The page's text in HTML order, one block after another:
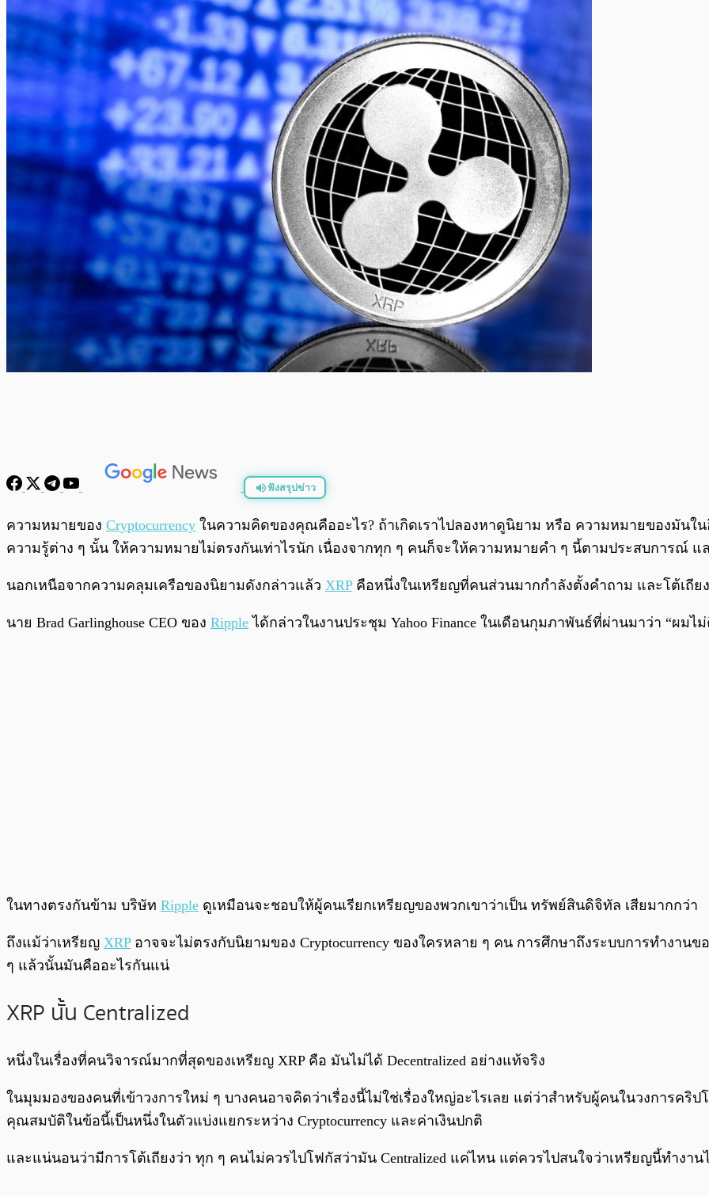
ฟังสรุปข่าว
ความหมายของ Cryptocurrency ในความคิดของคุณคืออะไร? ถ้าเกิดเราไปลองหาดูนิยาม หรือ ความหมายของมันใ
ความรู้ต่าง ๆ นั้น ให้ความหมายไม่ตรงกันเท่าไรนัก เนื่องจากทุก ๆ คนก็จะให้ความหมายคำ ๆ นี้ตามประสบการณ์ แ
นอกเหนือจากความคลุมเครือของนิยามดังกล่าวแล้ว XRPคือหนึ่งในเหรียญที่คนส่วนมากกำลังตั้งคำถาม และโต้เถีย
นาย Brad Garlinghouse CEO ของ Ripple ได้กล่าวในงานประชุม Yahoo Finance ในเดือนกุมภาพันธ์ที่ผ่านมาว่า “ผมไ
ในทางตรงกันข้าม บริษัท Ripple ดูเหมือนจะชอบให้ผู้คนเรียกเหรียญของพวกเขาว่าเป็น ทรัพย์สินดิจิทัล เสียมากกว่า
ถึงแม้ว่าเหรียญ XRPอาจจะไม่ตรงกับนิยามของ Cryptocurrency ของใครหลาย ๆ คน การศึกษาถึงระบบการทำงาน
ๆ แล้วนั้นมันคืออะไรกันแน่
XRP นั้น Centralized
หนึ่งในเรื่องที่คนวิจารณ์มากที่สุดของเหรียญ XRP คือ มันไม่ได้ Decentralized อย่างแท้จริง
ในมุมมองของคนที่เข้าวงการใหม่ ๆ บางคนอาจคิดว่าเรื่องนี้ไม่ใช่เรื่องใหญ่อะไรเลย แต่ว่าสำหรับผู้คนในวงการคริ
คุณสมบัติในข้อนี้เป็นหนึ่งในตัวแบ่งแยกระหว่าง Cryptocurrency และค่าเงินปกติ
และแน่นอนว่ามีการโต้เถียงว่า ทุก ๆ คนไม่ควรไปโฟกัสว่ามัน Centralized แค่ไหน แต่ควรไปสนใจว่าเหรียญนี้ทำงา